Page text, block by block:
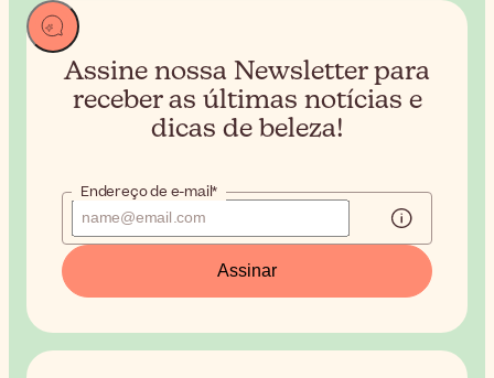
Assine nossa Newsletter para
receber as últimas notícias e
dicas de beleza!
Endereço de e-mail*
Assinar